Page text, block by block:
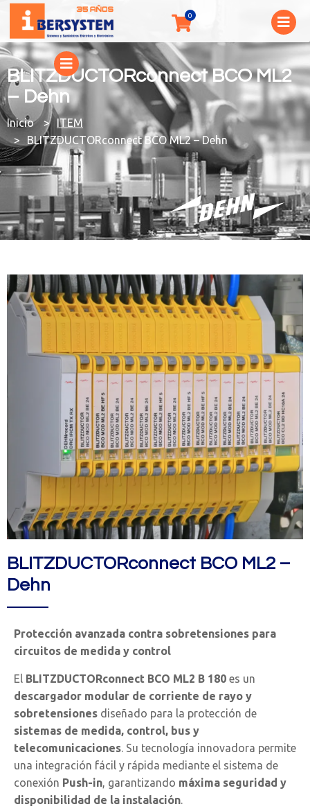
BLITZDUCTORconnect BCO ML2
– Dehn
You are here:ITEM
BLITZDUCTORconnect BCO ML2 – Dehn
BLITZDUCTORconnect BCO ML2 –
Dehn
Protección avanzada contra sobretensiones para
circuitos de medida y control
El BLITZDUCTORconnect BCO ML2 B 180 es un
descargador modular de corriente de rayo y
sobretensiones diseñado para la protección de
sistemas de medida, control, bus y
telecomunicaciones. Su tecnología innovadora permite
una integración fácil y rápida mediante el sistema de
conexión Push-in, garantizando máxima seguridad y
disponibilidad de la instalación.